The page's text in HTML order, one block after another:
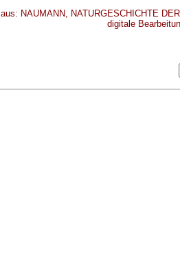
aus: NAUMANN, NATURGESCHICHTE
digitale